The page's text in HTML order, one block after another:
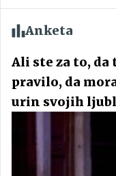
Anketa
Ali ste za to,
pravilo, da
urin svojih